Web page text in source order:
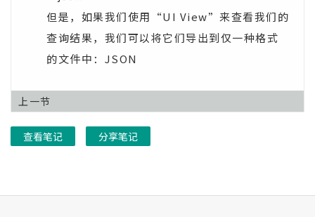
但是，如果我们使用“UI View”来查看我们的
查询结果，我们可以将它们导出到仅一种格式
的文件中：JSON
上一节
查看笔记 分享笔记